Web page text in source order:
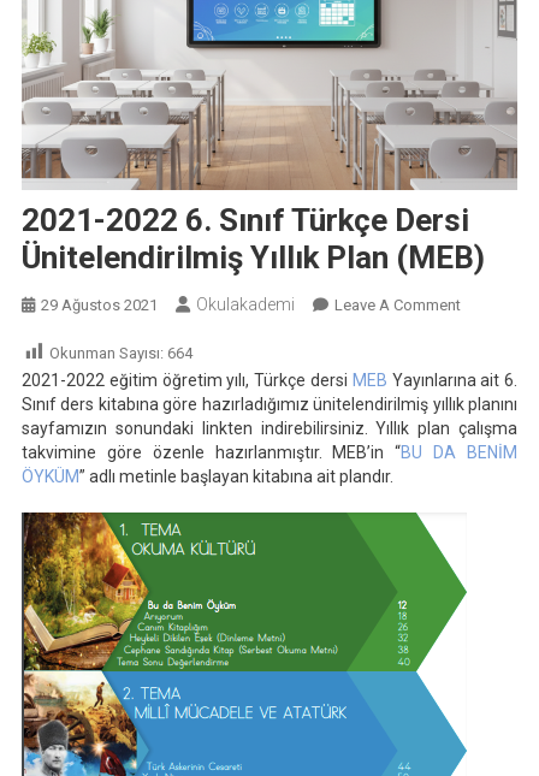
2021-2022 6. Sınıf Türkçe Dersi
Ünitelendirilmiş Yıllık Plan (MEB)
29 Ağustos 2021 Okulakademi Leave A CommentOn
6.
Sınıf
Türkçe
(MEB)
Okunman Sayısı: 664
2021-2022 eğitim öğretim yılı, Türkçe dersi MEB Yayınlarına ait 6.
Sınıf ders kitabına göre hazırladığımız ünitelendirilmiş yıllık planını
sayfamızın sonundaki linkten indirebilirsiniz. Yıllık plan çalışma
takvimine göre özenle hazırlanmıştır. MEB’in “BU DA BENİM
ÖYKÜM” adlı metinle başlayan kitabına ait plandır.